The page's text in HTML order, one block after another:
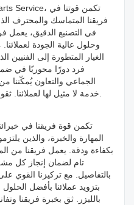
فريقنا المتماسك والمحترف
في التصنيع الدقيق، يعمل
وحلول عالية الجودة
الغيار المتطورة إلى الفنيين
فرد دورًا محوريًا في
الجماعي والتعاون يُمكّننا
المهارة والخبرة، والذين
بكفاءة ودقة. يعمل فريقنا من
تام لضمان إنجاز كل
بالتفاصيل. مع تركيزنا القوي
بتزويد عملائنا بأفضل
بالليزر. ثق بخبرة فريقنا